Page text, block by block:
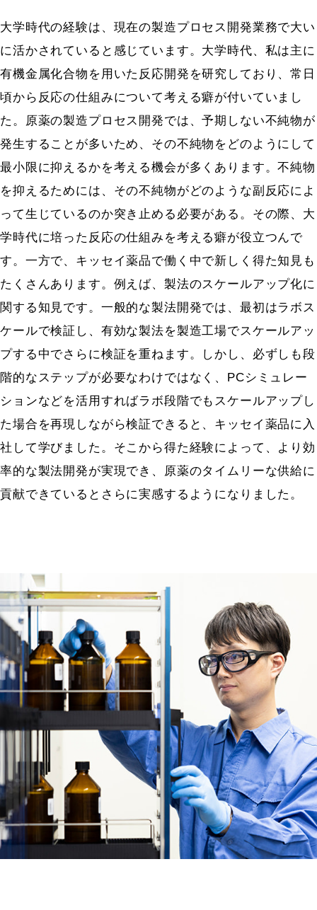
大学時代の経験は、現在の製造プロセス開発業務で大い
に活かされていると感じています。大学時代、私は主に
有機金属化合物を用いた反応開発を研究しており、常日
頃から反応の仕組みについて考える癖が付いていまし
た。原薬の製造プロセス開発では、予期しない不純物が
発生することが多いため、その不純物をどのようにして
最小限に抑えるかを考える機会が多くあります。不純物
を抑えるためには、その不純物がどのような副反応によ
って生じているのか突き止める必要がある。その際、大
学時代に培った反応の仕組みを考える癖が役立つんで
す。一方で、キッセイ薬品で働く中で新しく得た知見も
たくさんあります。例えば、製法のスケールアップ化に
関する知見です。一般的な製法開発では、最初はラボス
ケールで検証し、有効な製法を製造工場でスケールアッ
プする中でさらに検証を重ねます。しかし、必ずしも段
階的なステップが必要なわけではなく、PCシミュレー
ションなどを活用すればラボ段階でもスケールアップし
た場合を再現しながら検証できると、キッセイ薬品に入
社して学びました。そこから得た経験によって、より効
率的な製法開発が実現でき、原薬のタイムリーな供給に
貢献できているとさらに実感するようになりました。